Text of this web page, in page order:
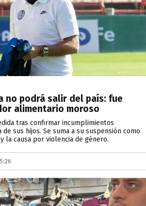
no podrá salir del país: fue
alimentario moroso
tras confirmar incumplimientos
sus hijos. Se suma a su suspensión como
la causa por violencia de género.